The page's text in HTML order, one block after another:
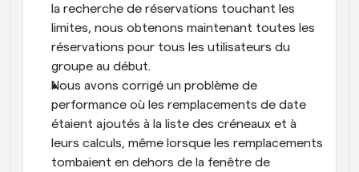
la recherche de réservations touchant les
limites, nous obtenons maintenant toutes les
réservations pour tous les utilisateurs du
groupe au début.
Nous avons corrigé un problème de
performance où les remplacements de date
étaient ajoutés à la liste des créneaux et à
leurs calculs, même lorsque les remplacements
tombaient en dehors de la fenêtre de